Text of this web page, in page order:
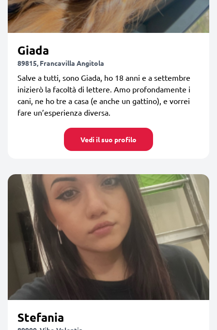
Giada
89815, Francavilla Angitola
Salve a tutti, sono Giada, ho 18 anni e a settembre
inizierò la facoltà di lettere. Amo profondamente i
cani, ne ho tre a casa (e anche un gattino), e vorrei
fare un’esperienza diversa.
Vedi il suo profilo
Stefania